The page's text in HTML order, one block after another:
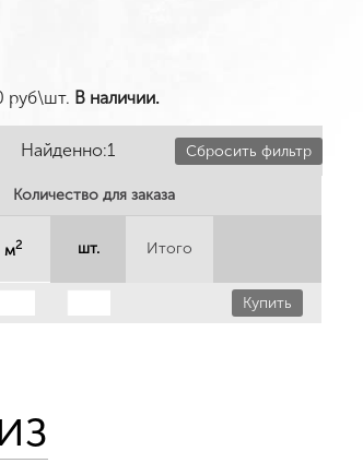
руб\шт. В наличии.
Найденно:1 Сбросить фильтр
Количество для заказа
м2 шт. Итого
Купить